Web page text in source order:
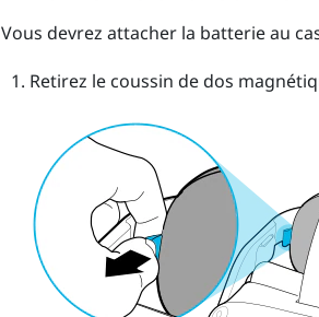
Vous devrez attacher la batterie au
Retirez le coussin de dos